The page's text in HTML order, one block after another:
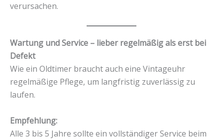
verursachen.
Wartung und Service – lieber regelmäßig als erst bei
Defekt
Wie ein Oldtimer braucht auch eine Vintageuhr
regelmäßige Pflege, um langfristig zuverlässig zu
laufen.
Empfehlung:
Alle 3 bis 5 Jahre sollte ein vollständiger Service beim